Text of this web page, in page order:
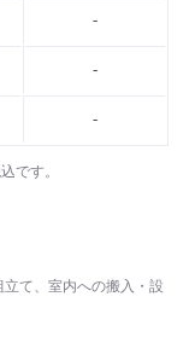
-
-
-
です。
て、室内への搬入・設